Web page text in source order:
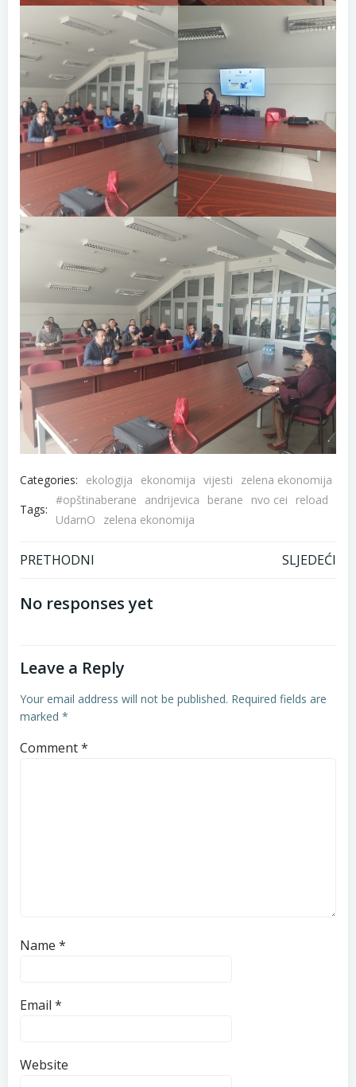
Categories: ekologija ekonomija vijesti
zelena ekonomija
Tags:
#opštinaberane andrijevica berane nvo cei
reload
UdarnO
zelena ekonomija
Post
navigation
PRETHODNI SLJEDEĆI
No responses yet
Leave a Reply
Your email address will not be published. Required fields are
marked *
Comment*
Name *
Email *
Website